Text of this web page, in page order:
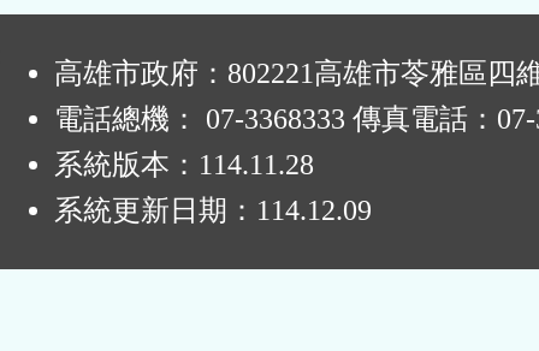
高雄市政府：802221高雄市苓雅區四
電話總機： 07-3368333 傳真電話：07-
系統版本： 114.11.28
系統更新日期： 114.12.09